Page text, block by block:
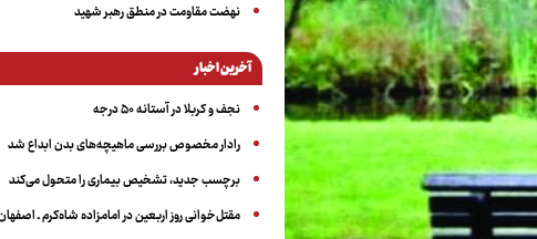
نهضت مقاومت در منطق رهبر شهید
آخرین اخبار
نجف و کربلا در آستانه ۵۰ درجه
رادار مخصوص بررسی ماهیچه‌های بدن ابداع شد
برچسب جدید، تشخیص بیماری را متحول می‌کند
مقتل‌خوانی روز اربعین در امامزاده شاه‌کرم ـ